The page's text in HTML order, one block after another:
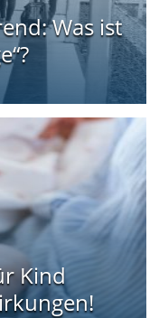
Was ist
Kind